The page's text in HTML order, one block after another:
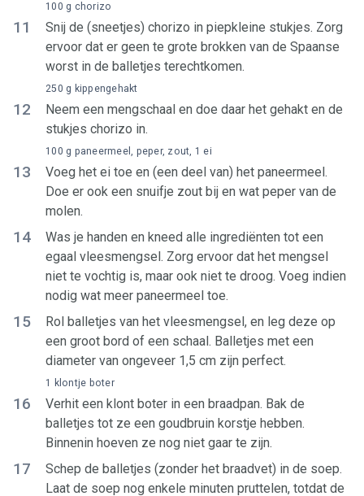
11
Snij de (sneetjes) chorizo in piepkleine stukjes. Zorg
ervoor dat er geen te grote brokken van de Spaanse
worst in de balletjes terechtkomen.
100 g chorizo
12
Neem een mengschaal en doe daar het gehakt en de
stukjes chorizo in.
250 g kippengehakt
13
Voeg het ei toe en (een deel van) het paneermeel.
Doe er ook een snuifje zout bij en wat peper van de
molen.
100 g paneermeel, peper, zout, 1 ei
14
Was je handen en kneed alle ingrediënten tot een
egaal vleesmengsel. Zorg ervoor dat het mengsel
niet te vochtig is, maar ook niet te droog. Voeg indien
nodig wat meer paneermeel toe.
15
Rol balletjes van het vleesmengsel, en leg deze op
een groot bord of een schaal. Balletjes met een
diameter van ongeveer 1,5 cm zijn perfect.
16
Verhit een klont boter in een braadpan. Bak de
balletjes tot ze een goudbruin korstje hebben.
Binnenin hoeven ze nog niet gaar te zijn.
1 klontje boter
17
Schep de balletjes (zonder het braadvet) in de soep.
Laat de soep nog enkele minuten pruttelen, totdat de